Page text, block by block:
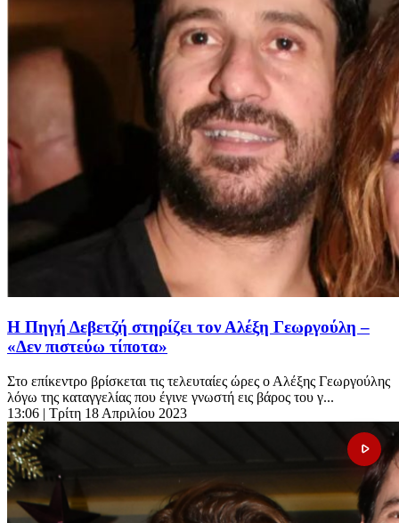
Η Πηγή Δεβετζή στηρίζει τον Αλέξη Γεωργούλη –
«Δεν πιστεύω τίποτα»
Στο επίκεντρο βρίσκεται τις τελευταίες ώρες ο Αλέξης Γεωργούλης
λόγω της καταγγελίας που έγινε γνωστή εις βάρος του γ...
13:06 | Τρίτη 18 Απριλίου 2023